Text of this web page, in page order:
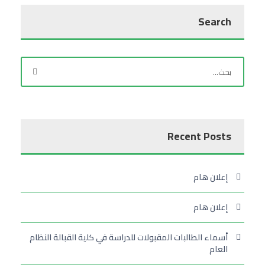
Search
Recent Posts
إعلان هام
إعلان هام
أسماء الطالبات المقبولات للدراسة في كلية القبالة النظام
العام